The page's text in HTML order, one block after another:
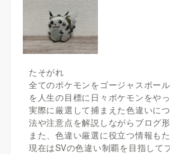
たそがれ
全てのポケモンをゴージャスボー
を人生の目標に日々ポケモンをやっ
実際に厳選して捕まえた色違いに
法や注意点を解説しながらブログ形
また、色違い厳選に役立つ情報もた
現在はSVの色違い制覇を目指して